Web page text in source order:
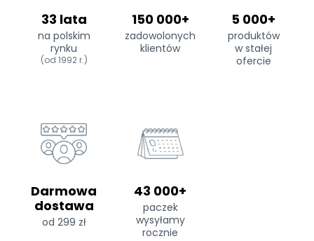
33 lata
na polskim
rynku
(od 1992 r.)
150 000+
zadowolonych
klientów
5 000+
produktów
w stałej
ofercie
Darmowa
dostawa
od 299 zł
43 000+
paczek
wysyłamy
rocznie